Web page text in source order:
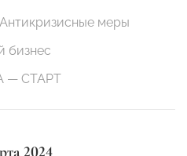
меры
бизнес
— СТАРТ
2024